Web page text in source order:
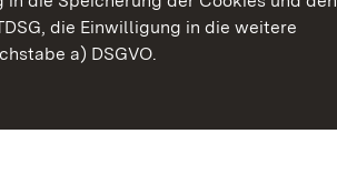
die Einwilligung in die weitere
a) DSGVO.